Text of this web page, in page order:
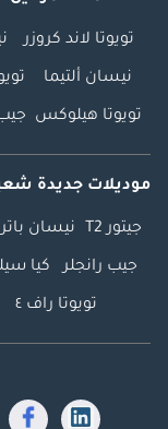
تويوتا لاند كروزر
نيسان ألتيما
تويوتا هيلوكس
موديلات جديدة
جيتور T2 نيسان
جيب رانجلر كيا
تويوتا راف ٤